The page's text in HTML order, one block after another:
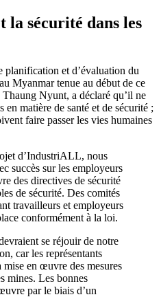
la sécurité dans les
planification et d’évaluation du
Myanmar tenue au début de ce
Nyunt, a déclaré qu’il ne
matière de santé et de sécurité ;
faire passer les vies humaines
d’IndustriALL, nous
succès sur les employeurs
des directives de sécurité
de sécurité. Des comités
travailleurs et employeurs
conformément à la loi.
se réjouir de notre
car les représentants
en œuvre des mesures
mines. Les bonnes
par le biais d’un